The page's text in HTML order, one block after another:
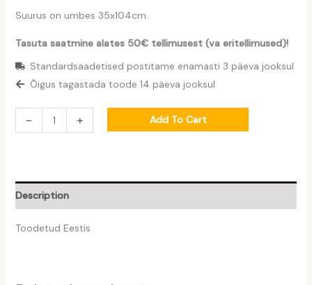
Suurus on umbes 35x104cm.
Tasuta saatmine alates 50€ tellimusest (va eritellimused)!
Standardsaadetised postitame enamasti 3 päeva jooksul
Õigus tagastada toode 14 päeva jooksul
- + Add To Cart
Description
Toodetud Eestis